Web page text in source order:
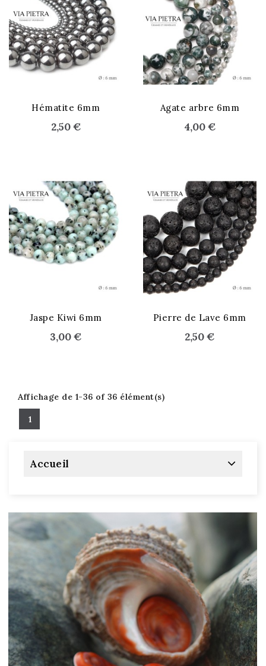
Hématite 6mm
2,50 €
Agate arbre 6mm
4,00 €
Jaspe Kiwi 6mm
3,00 €
Pierre de Lave 6mm
2,50 €
Affichage de 1-36 of 36 élément(s)
1
Accueil